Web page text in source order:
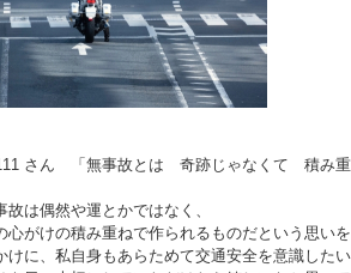
さん 「無事故とは 奇跡じゃなくて 積み
故は偶然や運とかではなく、
心がけの積み重ねで作られるものだという思い
けに、私自身もあらためて交通安全を意識した